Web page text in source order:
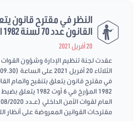
النظر في مقترح قانون
القانون عدد 70 لسنة 1982 المؤرخ في 6...
20 أفريل 2021
عقدت لجنة تنظيم الإدارة وشؤون القوات
1982 المؤرخ في 6 أوت
مقترحات القوانين المعروضة على أنظار